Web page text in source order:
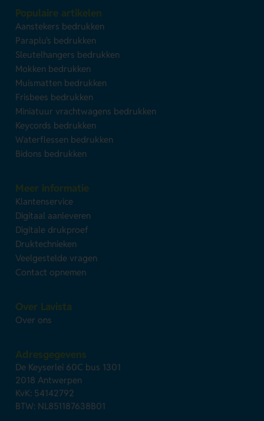
Populaire artikelen
Aanstekers bedrukken
Paraplu's bedrukken
Sleutelhangers bedrukken
Mokken bedrukken
Muismatten bedrukken
Frisbees bedrukken
Miniatuur vrachtwagens bedrukken
Keycords bedrukken
Waterflessen bedrukken
Bidons bedrukken
Meer informatie
Klantenservice
Digitaal aanleveren
Digitale drukproef
Druktechnieken
Veelgestelde vragen
Contact opnemen
Over Lavista
Over ons
Adresgegevens
De Keyserlei 60C bus 1301
2018 Antwerpen
KvK: 54142792
BTW: NL851187638B01